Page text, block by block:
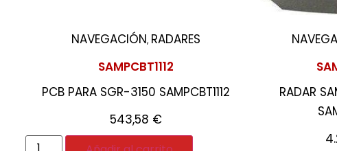
NAVEGACIÓN, RADARES
SAMPCBT1112
PCB PARA SGR-3150 SAMPCBT1112
543,58 €
RADAR